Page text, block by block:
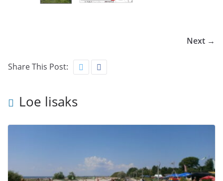
Next →
Share This Post:
Loe lisaks